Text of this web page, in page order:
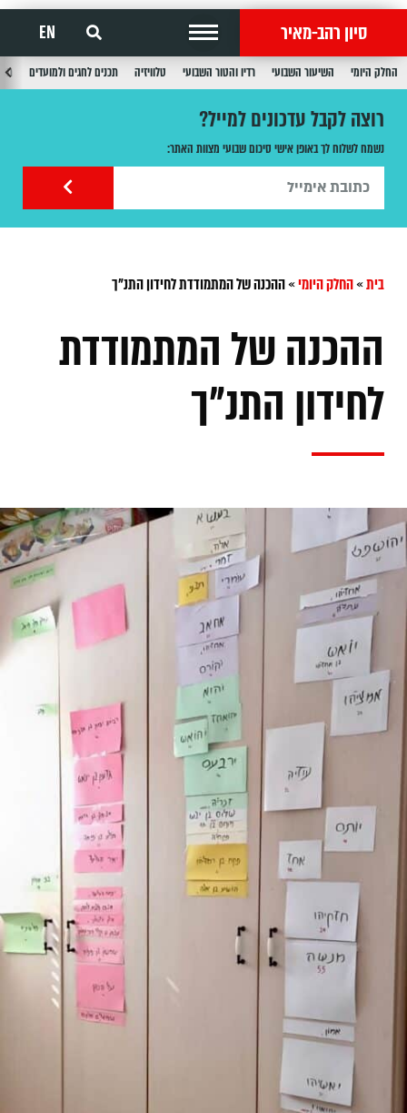
סיון רהב-מאיר EN
החלק היומי השיעור השבועי רדיו והטור השבועי טלוויזיה תכנים לחגים ולמועדים
רוצה לקבל עדכונים למייל?
נשמח לשלוח לך באופן אישי סיכום שבועי מצוות האתר:
בית»החלק היומי»ההכנה של המתמודדת לחידון התנ"ך
ההכנה של המתמודדת
לחידון התנ"ך